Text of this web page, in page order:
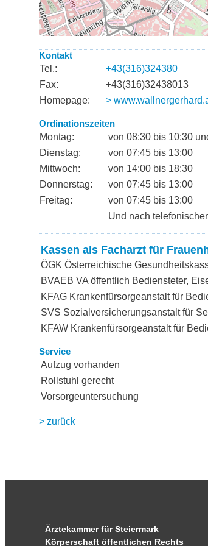
Kontakt
Tel.:
+43(316)324380
Fax:
+43(316)32438013
Homepage:
>
Ordinationszeiten
Montag:
von 08:30 bis 10:30
Dienstag:
von 07:45 bis 13:00
Mittwoch:
von 14:00 bis 18:30
Donnerstag:
von 07:45 bis 13:00
Freitag:
von 07:45 bis 13:00
Und nach
Kassen als Facharzt für
ÖGK Österreichische
BVAEB VA öffentlich Bediensteter,
KFAG Krankenfürsorgeanstalt für
SVS Sozialversicherungsanstalt für
KFAW Krankenfürsorgeanstalt für
Service
Aufzug vorhanden
Rollstuhl gerecht
Vorsorgeuntersuchung
> zurück
Ärztekammer für Steiermark
Körperschaft öffentlichen Rechts